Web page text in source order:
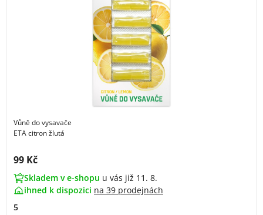
Vůně do vysavače
ETA citron žlutá
Cena s DPH:
99 Kč
Skladem v e-shopu u vás již 11. 8.
ihned k dispozici na 39 prodejnách
5